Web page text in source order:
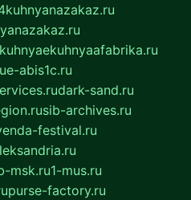
kuhnyaekuhnyaafabrika.ru
e-abis1c.ru
dark-sand.ru
sib-archives.ru
festival.ru
msk.ru1-mus.ru
purse-factory.ru